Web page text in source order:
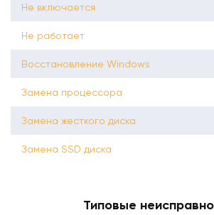
Не включается
Не работает
Восстановление Windows
Замена процессора
Замена жесткого диска
Замена SSD диска
Типовые